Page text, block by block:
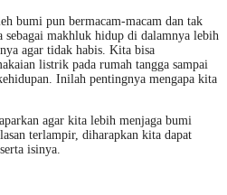
bumi pun bermacam-macam dan tak
makhluk hidup di dalamnya lebih
agar tidak habis. Kita bisa
listrik pada rumah tangga sampai
Inilah pentingnya mengapa kita
agar kita lebih menjaga bumi
terlampir, diharapkan kita dapat
isinya.